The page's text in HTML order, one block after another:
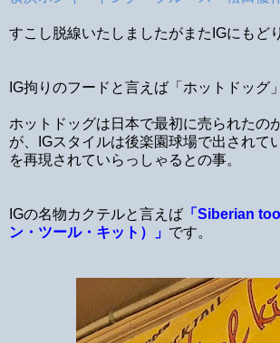
すこし脱線いたしましたがまたIGにもど
IG拘りのフードと言えば「ホットドッグ
ホットドッグは日本で最初に売られたの
が、IGスタイルは後楽園球場で出されて
を再現されていらっしゃるとの事。
IGの名物カクテルと言えば 「Siberian
ン・ツール・キット）」 です。